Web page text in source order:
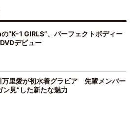
“K-1 GIRLS”、パーフェクトボディー
デビュー
万里愛が初水着グラビア 先輩メンバー
ン見”した新たな魅力